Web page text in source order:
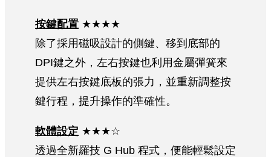
按鍵配置 ★★★★
除了採用磁吸設計的側鍵、移到底部的
DPI鍵之外，左右按鍵也利用金屬彈簧來
提供左右按鍵底板的張力，並重新調整按
鍵行程，提升操作的準確性。
軟體設定 ★★★☆
透過全新羅技 G Hub 程式，便能輕鬆設定